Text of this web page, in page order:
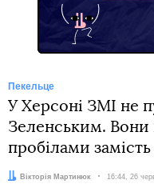
Пекельце
У Херсоні ЗМІ не
Зеленським. Вони
пробілами
Автор:Вікторія Мартинюк Дата:
16:44, 26